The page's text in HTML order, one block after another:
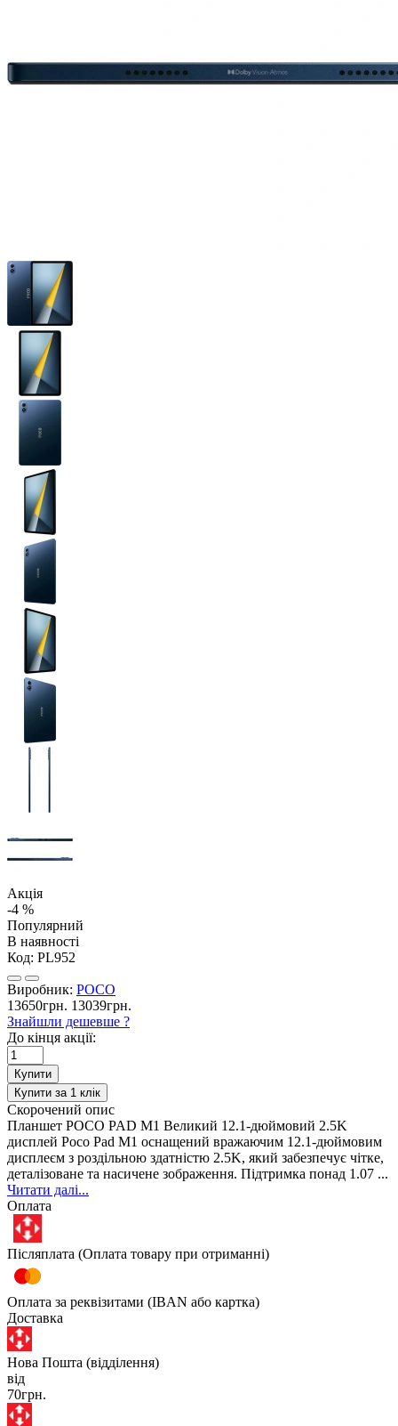
Акція
-4 %
Популярний
В наявності
Код: PL952
Виробник: POCO
13650грн. 13039грн.
Знайшли дешевше ?
До кінця акції:
Купити
Купити за 1 клiк
Скорочений опис
Планшет POCO PAD M1 Великий 12.1-дюймовий 2.5K
дисплей Poco Pad M1 оснащений вражаючим 12.1-дюймовим
дисплеєм з роздільною здатністю 2.5K, який забезпечує чітке,
деталізоване та насичене зображення. Підтримка понад 1.07 ...
Читати далі...
Оплата
Післяплата (Оплата товару при отриманні)
Оплата за реквізитами (IBAN або картка)
Доставка
Нова Пошта (відділення)
від
70грн.